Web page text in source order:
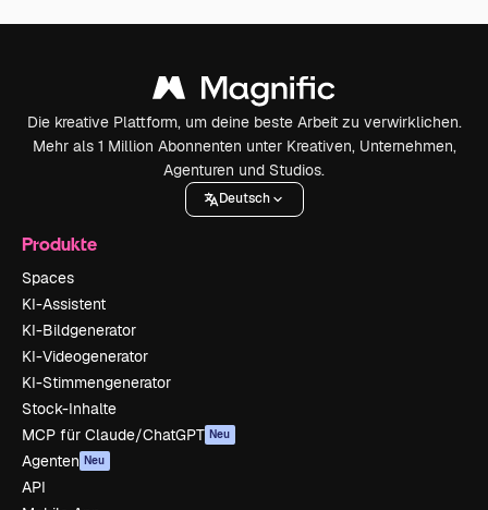
Die kreative Plattform, um deine beste Arbeit zu verwirklichen.
Mehr als 1 Million Abonnenten unter Kreativen, Unternehmen,
Agenturen und Studios.
Deutsch
Produkte
Spaces
KI-Assistent
KI-Bildgenerator
KI-Videogenerator
KI-Stimmengenerator
Stock-Inhalte
MCP für Claude/ChatGPT Neu
Agenten Neu
API